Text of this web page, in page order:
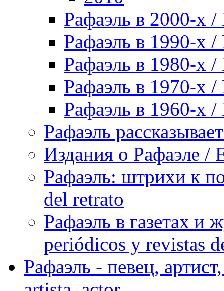
Рафаэль в 2000-х /
Рафаэль в 1990-х /
Рафаэль в 1980-х /
Рафаэль в 1970-х /
Рафаэль в 1960-х /
Рафаэль
Издания о Рафаэле /
Рафаэль: штрихи к
del retrato
Рафаэль в газетах и
periódicos y revistas
Рафаэль - певец,